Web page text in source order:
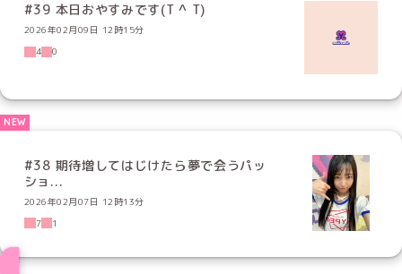
#39 本日おやすみです(T ^ T)
2026年02月09日 12時15分
4
0
#38 期待増してはじけたら夢で会うパッ
ショ...
2026年02月07日 12時13分
7
1